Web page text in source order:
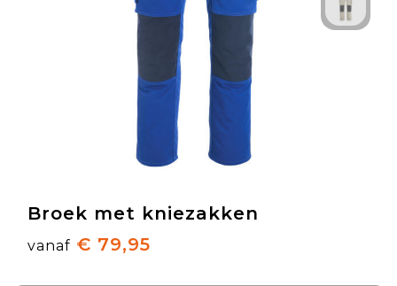
Broek met kniezakken
vanaf € 79,95